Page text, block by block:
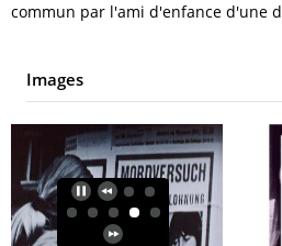
commun par l'ami d'enfance d'une
Images